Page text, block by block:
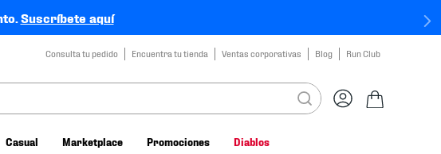
Suscríbete aquí
Consulta tu pedido Encuentra tu tienda Ventas corporativas Blog Run Club
Casual Marketplace Promociones Diablos